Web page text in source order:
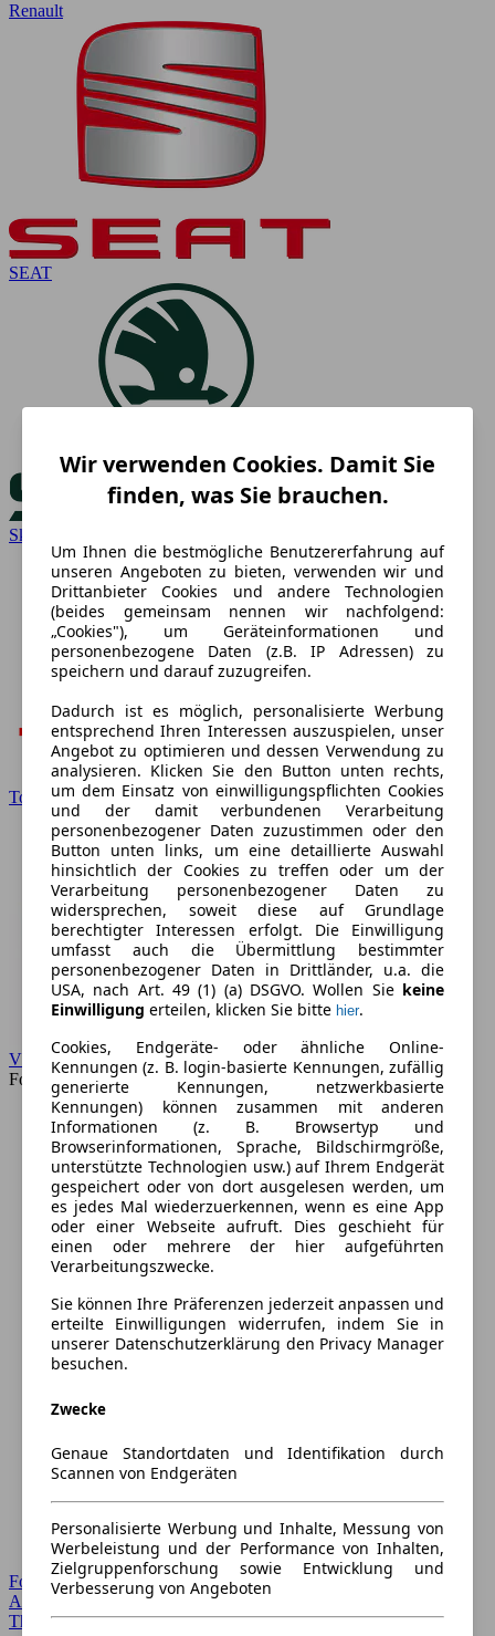
Renault
SEAT
Skoda
Toyota
VW
Forum
Forum Startseite
Alle Auto-Foren
Themen-Forum
Wir verwenden Cookies. Damit Sie
finden, was Sie brauchen.
Um Ihnen die bestmögliche Benutzererfahrung auf
unseren Angeboten zu bieten, verwenden wir und
Drittanbieter Cookies und andere Technologien
(beides gemeinsam nennen wir nachfolgend:
„Cookies"), um Geräteinformationen und
personenbezogene Daten (z.B. IP Adressen) zu
speichern und darauf zuzugreifen.
Dadurch ist es möglich, personalisierte Werbung
entsprechend Ihren Interessen auszuspielen, unser
Angebot zu optimieren und dessen Verwendung zu
analysieren. Klicken Sie den Button unten rechts,
um dem Einsatz von einwilligungspflichten Cookies
und der damit verbundenen Verarbeitung
personenbezogener Daten zuzustimmen oder den
Button unten links, um eine detaillierte Auswahl
hinsichtlich der Cookies zu treffen oder um der
Verarbeitung personenbezogener Daten zu
widersprechen, soweit diese auf Grundlage
berechtigter Interessen erfolgt. Die Einwilligung
umfasst auch die Übermittlung bestimmter
personenbezogener Daten in Drittländer, u.a. die
USA, nach Art. 49 (1) (a) DSGVO. Wollen Sie keine
Einwilligung erteilen, klicken Sie bitte hier.
Cookies, Endgeräte- oder ähnliche Online-
Kennungen (z. B. login-basierte Kennungen, zufällig
generierte Kennungen, netzwerkbasierte
Kennungen) können zusammen mit anderen
Informationen (z. B. Browsertyp und
Browserinformationen, Sprache, Bildschirmgröße,
unterstützte Technologien usw.) auf Ihrem Endgerät
gespeichert oder von dort ausgelesen werden, um
es jedes Mal wiederzuerkennen, wenn es eine App
oder einer Webseite aufruft. Dies geschieht für
einen oder mehrere der hier aufgeführten
Verarbeitungszwecke.
Sie können Ihre Präferenzen jederzeit anpassen und
erteilte Einwilligungen widerrufen, indem Sie in
unserer Datenschutzerklärung den Privacy Manager
besuchen.
Zwecke
Genaue Standortdaten und Identifikation durch
Scannen von Endgeräten
Personalisierte Werbung und Inhalte, Messung von
Werbeleistung und der Performance von Inhalten,
Zielgruppenforschung sowie Entwicklung und
Verbesserung von Angeboten